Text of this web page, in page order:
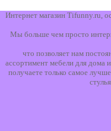
Интернет магазин Tifunny.ru,
Мы больше чем просто
что позволяет нам
ассортимент мебели для дома
получаете только самое